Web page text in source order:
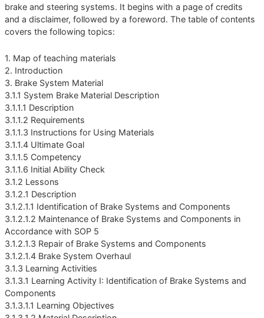
brake and steering systems. It begins with a page of credits
and a disclaimer, followed by a foreword. The table of contents
covers the following topics:
1. Map of teaching materials
2. Introduction
3. Brake System Material
3.1.1 System Brake Material Description
3.1.1.1 Description
3.1.1.2 Requirements
3.1.1.3 Instructions for Using Materials
3.1.1.4 Ultimate Goal
3.1.1.5 Competency
3.1.1.6 Initial Ability Check
3.1.2 Lessons
3.1.2.1 Description
3.1.2.1.1 Identification of Brake Systems and Components
3.1.2.1.2 Maintenance of Brake Systems and Components in
Accordance with SOP 5
3.1.2.1.3 Repair of Brake Systems and Components
3.1.2.1.4 Brake System Overhaul
3.1.3 Learning Activities
3.1.3.1 Learning Activity I: Identification of Brake Systems and
Components
3.1.3.1.1 Learning Objectives